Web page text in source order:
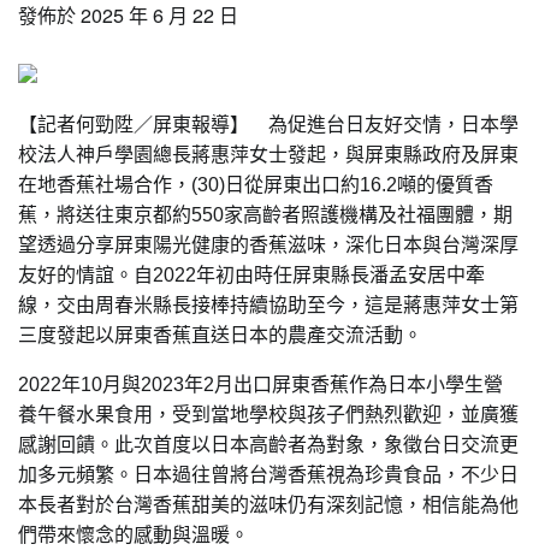
發佈於2025 年 6 月 22 日
【記者何勁陞／屏東報導】 為促進台日友好交情，日本學
校法人神戶學園總長蔣惠萍女士發起，與屏東縣政府及屏東
在地香蕉社場合作，(30)日從屏東出口約16.2噸的優質香
蕉，將送往東京都約550家高齡者照護機構及社福團體，期
望透過分享屏東陽光健康的香蕉滋味，深化日本與台灣深厚
友好的情誼。 自2022年初由時任屏東縣長潘孟安居中牽
線，交由周春米縣長接棒持續協助至今，這是蔣惠萍女士第
三度發起以屏東香蕉直送日本的農產交流活動。
2022年10月與2023年2月出口屏東香蕉作為日本小學生營
養午餐水果食用，受到當地學校與孩子們熱烈歡迎，並廣獲
感謝回饋。此次首度以日本高齡者為對象，象徵台日交流更
加多元頻繁。日本過往曾將台灣香蕉視為珍貴食品，不少日
本長者對於台灣香蕉甜美的滋味仍有深刻記憶，相信能為他
們帶來懷念的感動與溫暖。